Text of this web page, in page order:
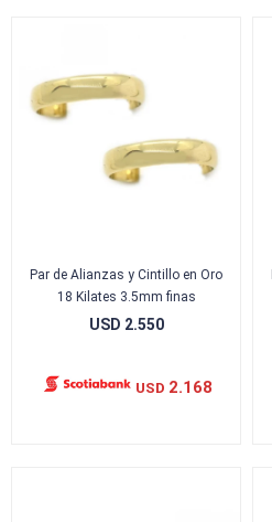
Par de Alianzas y Cintillo en Oro
18 Kilates 3.5mm finas
USD 2.550
USD 2.168